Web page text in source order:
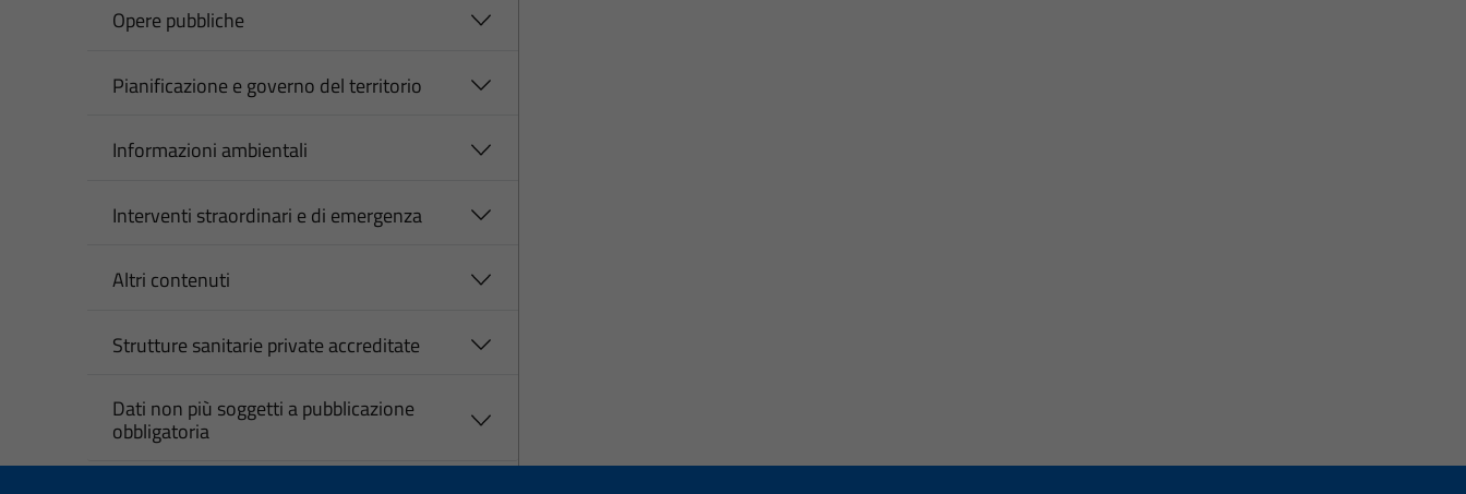
Opere pubbliche
Pianificazione e governo del territorio
Informazioni ambientali
Interventi straordinari e di emergenza
Altri contenuti
Strutture sanitarie private accreditate
Dati non più soggetti a pubblicazione
obbligatoria